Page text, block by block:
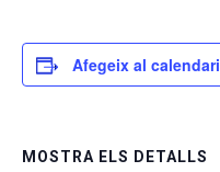
Afegeix al calendari
MOSTRA ELS DETALLS